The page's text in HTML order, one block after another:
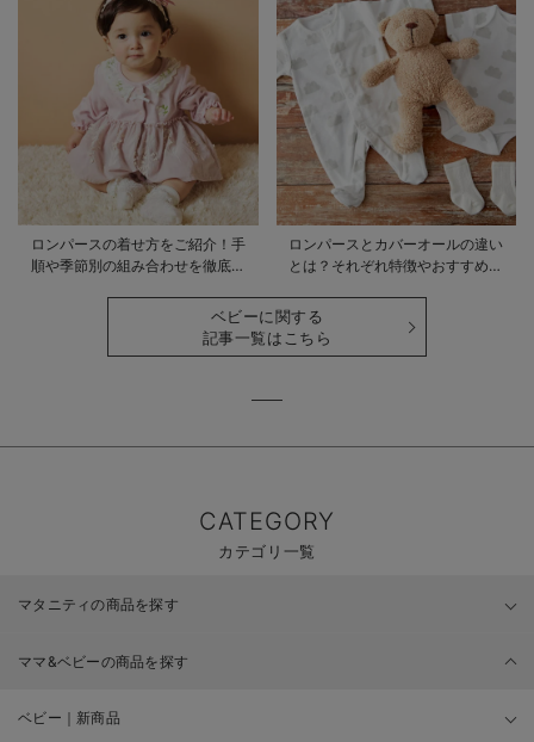
ロンパースの着せ方をご紹介！手
順や季節別の組み合わせを徹底解
ロンパースとカバーオールの違い
とは？それぞれ特徴やおすすめ商
ベビーに関する
記事一覧はこちら
CATEGORY
カテゴリ一覧
マタニティの商品を探す
ママ&ベビーの商品を探す
ベビー｜新商品